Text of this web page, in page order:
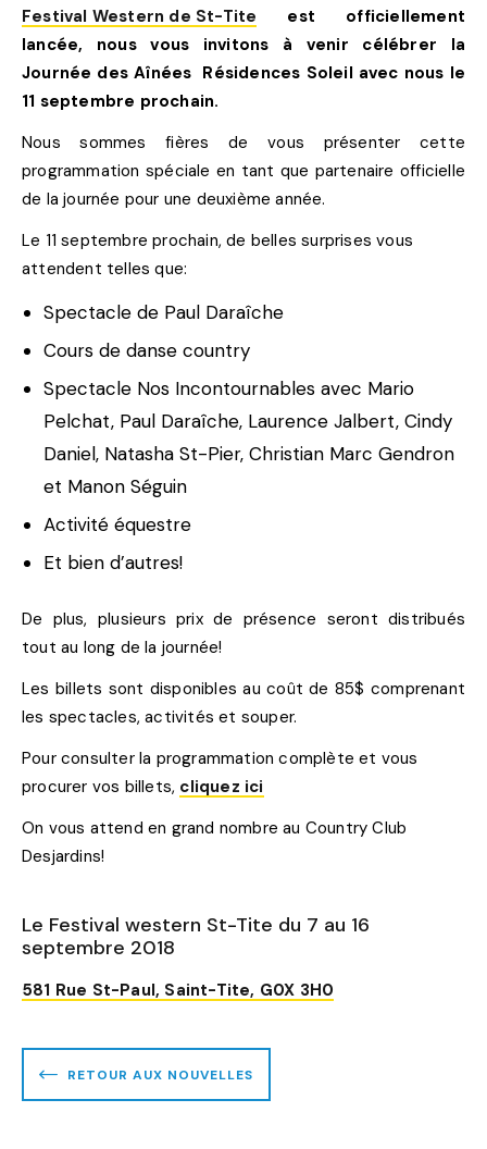
Festival Western de St-Tite est officiellement
lancée, nous vous invitons à venir célébrer la
Journée des Aînées Résidences Soleil avec nous le
11 septembre prochain.
Nous sommes fières de vous présenter cette
programmation spéciale en tant que partenaire officielle
de la journée pour une deuxième année.
Le 11 septembre prochain, de belles surprises vous
attendent telles que:
Spectacle de Paul Daraîche
Cours de danse country
Spectacle Nos Incontournables avec Mario
Pelchat, Paul Daraîche, Laurence Jalbert, Cindy
Daniel, Natasha St-Pier, Christian Marc Gendron
et Manon Séguin
Activité équestre
Et bien d’autres!
De plus, plusieurs prix de présence seront distribués
tout au long de la journée!
Les billets sont disponibles au coût de 85$ comprenant
les spectacles, activités et souper.
Pour consulter la programmation complète et vous
procurer vos billets, cliquez ici
On vous attend en grand nombre au Country Club
Desjardins!
Le Festival western St-Tite du 7 au 16
septembre 2018
581 Rue St-Paul, Saint-Tite, G0X 3H0
RETOUR AUX NOUVELLES